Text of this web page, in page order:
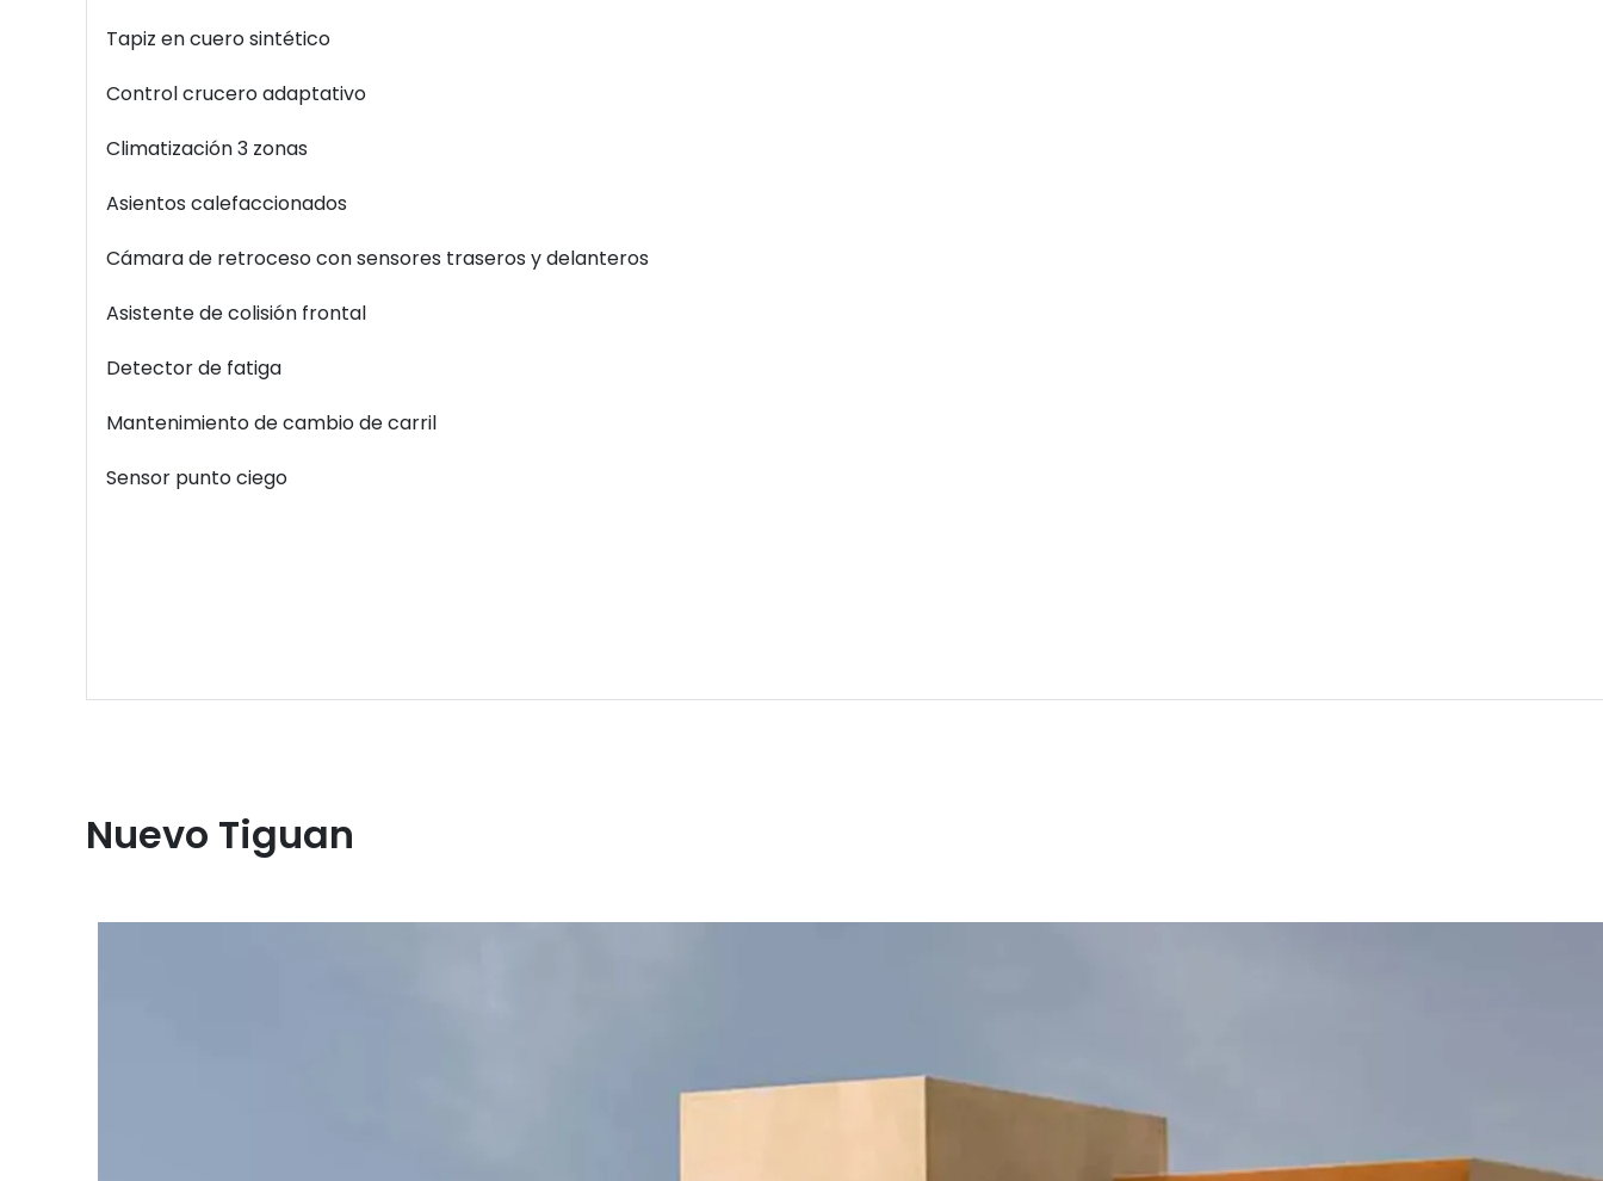
Tapiz en cuero sintético
Control crucero adaptativo
Climatización 3 zonas
Asientos calefaccionados
Cámara de retroceso con sensores traseros y delanteros
Asistente de colisión frontal
Detector de fatiga
Mantenimiento de cambio de carril
Sensor punto ciego
Nuevo Tiguan